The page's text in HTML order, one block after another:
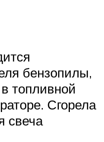
бензопилы,
топливной
Сгорела
свеча